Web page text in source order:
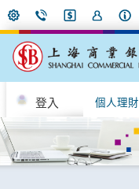
登入 個人理財